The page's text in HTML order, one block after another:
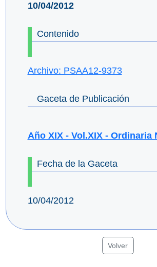
10/04/2012
Contenido
Archivo: PSAA12-9373
Gaceta de Publicación
Año XIX - Vol.XIX - Ordinaria
Fecha de la Gaceta
10/04/2012
Volver